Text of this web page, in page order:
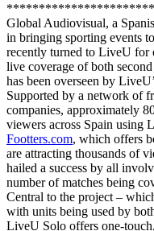
Global Audiovisual, a
in bringing sporting events
recently turned to LiveU for
live coverage of both
has been overseen by
Supported by a network of
companies, approximately
viewers across Spain using
Footters.com, which offers
are attracting thousands of
hailed a success by all
number of matches being
Central to the project –
with units being used by
LiveU Solo offers one-